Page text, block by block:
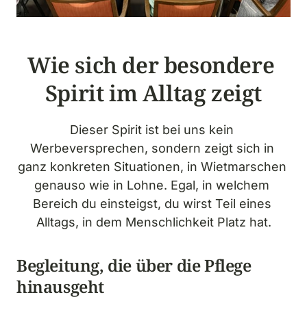
Wie sich der besondere
Spirit im Alltag zeigt
Dieser Spirit ist bei uns kein
Werbeversprechen, sondern zeigt sich in
ganz konkreten Situationen, in Wietmarschen
genauso wie in Lohne. Egal, in welchem
Bereich du einsteigst, du wirst Teil eines
Alltags, in dem Menschlichkeit Platz hat.
Begleitung, die über die Pflege
hinausgeht